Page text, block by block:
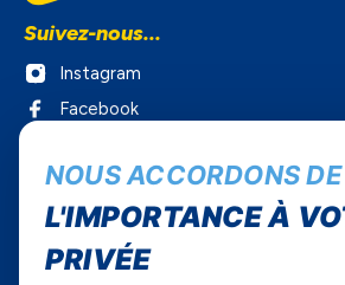
Suivez-nous...
Instagram
Facebook
Youtube
Yas Sénégal
NOUS ACCORDONS DE
L'IMPORTANCE À
PRIVÉE